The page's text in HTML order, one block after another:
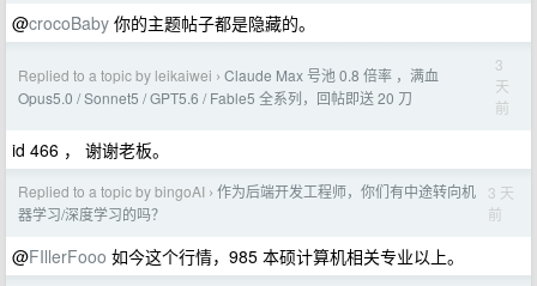
@crocoBaby 你的主题帖子都是隐藏的。
Replied to a topic by leikaiwei › Claude Max 号池 0.8 倍率 ，满血
Opus5.0 / Sonnet5 / GPT5.6 / Fable5 全系列，回帖即送 20 刀
3
天
前
id 466 ， 谢谢老板。
Replied to a topic by bingoAI › 作为后端开发工程师，你们有中途转向机
器学习/深度学习的吗？
3 天
前
@FIllerFooo 如今这个行情，985 本硕计算机相关专业以上。